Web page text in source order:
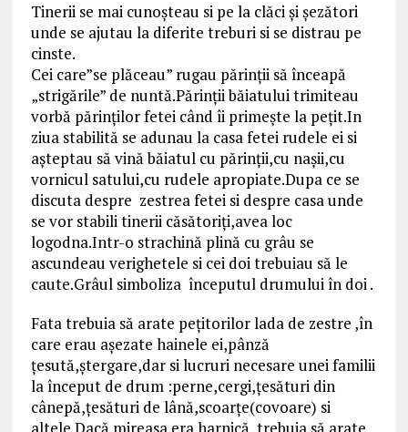
Tinerii se mai cunoşteau si pe la clăci şi şezători
unde se ajutau la diferite treburi si se distrau pe
cinste.
Cei care”se plăceau” rugau părinţii să înceapă
„strigările” de nuntă.Părinţii băiatului trimiteau
vorbă părinţilor fetei când îi primeşte la peţit.In
ziua stabilită se adunau la casa fetei rudele ei si
aşteptau să vină băiatul cu părinţii,cu naşii,cu
vornicul satului,cu rudele apropiate.Dupa ce se
discuta despre zestrea fetei si despre casa unde
se vor stabili tinerii căsătoriţi,avea loc
logodna.Intr-o strachină plină cu grâu se
ascundeau verighetele si cei doi trebuiau să le
caute.Grâul simboliza începutul drumului în doi .
Fata trebuia să arate peţitorilor lada de zestre ,în
care erau aşezate hainele ei,pânză
ţesută,ştergare,dar si lucruri necesare unei familii
la început de drum :perne,cergi,ţesături din
cânepă,ţesături de lână,scoarţe(covoare) si